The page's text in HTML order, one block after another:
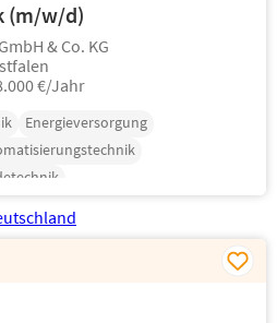
(m/w/d)
& Co. KG
€/Jahr
Energieversorgung